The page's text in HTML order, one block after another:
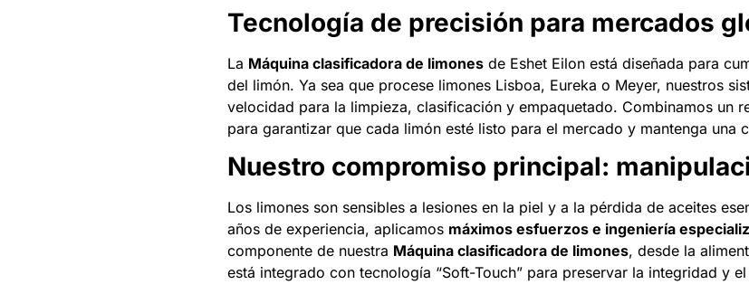
Tecnología de precisión para mercados
La Máquina clasificadora de limonesde Eshet Eilon está diseñada para
del limón. Ya sea que procese limones Lisboa, Eureka o Meyer, nuestros
velocidad para la limpieza, clasificación y empaquetado. Combinamos un
para garantizar que cada limón esté listo para el mercado y mantenga una
Nuestro compromiso principal:
Los limones son sensibles a lesiones en la piel y a la pérdida de aceites
años de experiencia, aplicamos máximos esfuerzos e ingeniería
componente de nuestra Máquina clasificadora de limones, desde la
está integrado con tecnología “Soft-Touch” para preservar la integridad y